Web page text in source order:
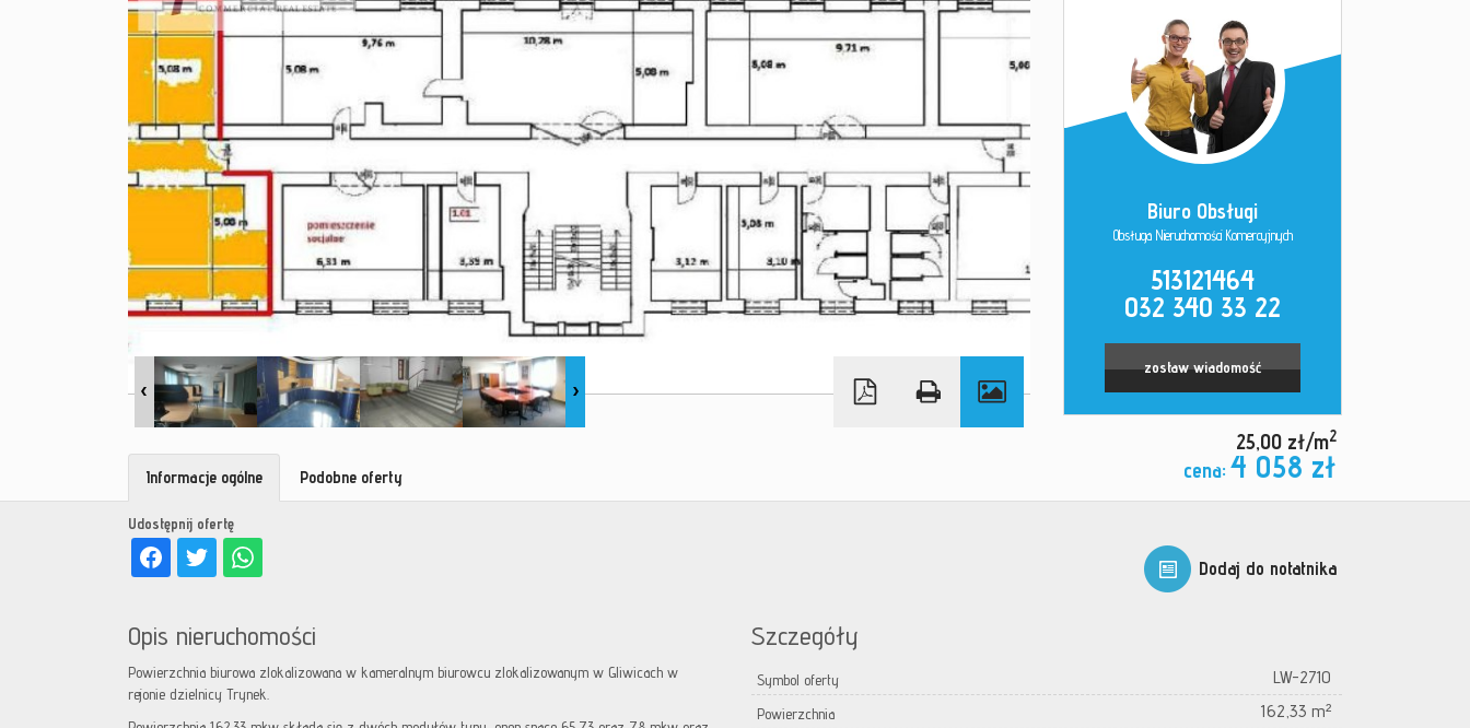
Biuro Obsługi
Obsługa Nieruchomości Komercyjnych
513121464
032 340 33 22
zostaw wiadomość
25,00 zł/m2
cena: 4 058 zł
Dodaj do notatnika
Udostępnij ofertę
Informacje ogólne Podobne oferty
Opis nieruchomości
Powierzchnia biurowa zlokalizowana w kameralnym biurowcu zlokalizowanym w Gliwicach w
rejonie dzielnicy Trynek.
Szczegóły
Symbol oferty LW-2710
Powierzchnia 162,33 m²